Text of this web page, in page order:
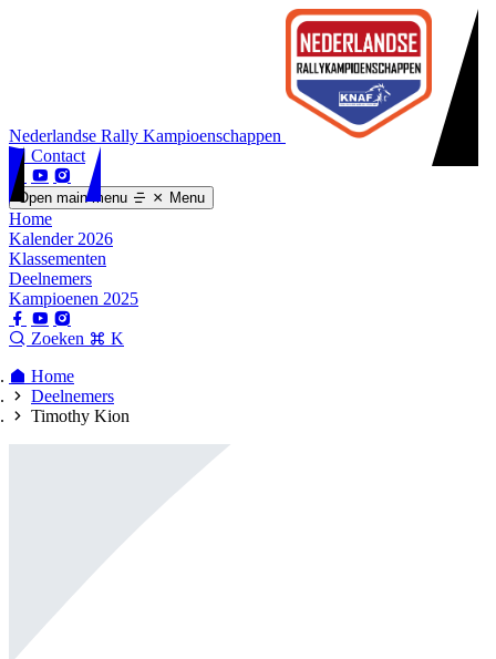
Nederlandse Rally Kampioenschappen
Contact
Open main menu Menu
Home
Kalender 2026
Klassementen
Deelnemers
Kampioenen 2025
Zoeken
K
Home
Deelnemers
Timothy Kion